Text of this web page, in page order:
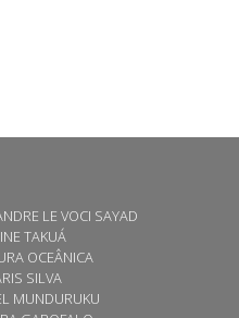
LE VOCI SAYAD
TAKUÁ
OCEÂNICA
SILVA
MUNDURUKU